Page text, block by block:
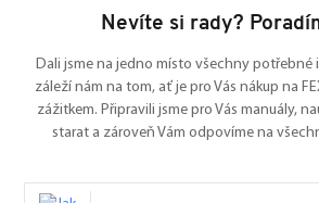
Nevíte si rady?
Dali jsme na jedno místo všechny potřebné
záleží nám na tom, ať je pro Vás nákup na
zážitkem. Připravili jsme pro Vás manuály,
starat a zároveň Vám odpovíme na